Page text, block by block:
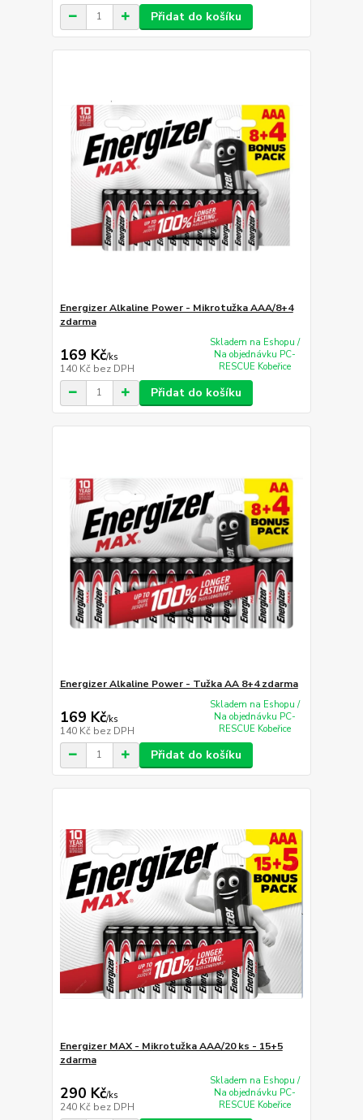
Přidat do košíku
Energizer Alkaline Power - Mikrotužka AAA/8+4
zdarma
169 Kč/ks
140 Kč bez DPH
Skladem na Eshopu /
Na objednávku PC-
RESCUE Kobeřice
Přidat do košíku
Energizer Alkaline Power - Tužka AA 8+4 zdarma
169 Kč/ks
140 Kč bez DPH
Skladem na Eshopu /
Na objednávku PC-
RESCUE Kobeřice
Přidat do košíku
Energizer MAX - Mikrotužka AAA/20 ks - 15+5
zdarma
290 Kč/ks
240 Kč bez DPH
Skladem na Eshopu /
Na objednávku PC-
RESCUE Kobeřice